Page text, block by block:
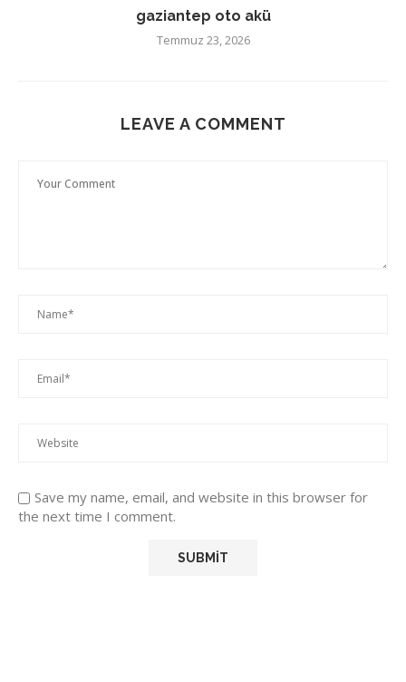
gaziantep oto akü
Temmuz 23, 2026
LEAVE A COMMENT
Save my name, email, and website in this browser for
the next time I comment.